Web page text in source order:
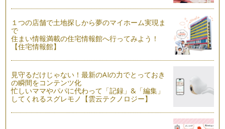
ドリップコーヒーとインスタントコーヒー、効果の違い
カップにサラサラ～、お湯をじょぼじょぼ～っと入れる超お手
軽インスタントコーヒー。 …
カフェインレスのアイスコーヒーでアレンジ！からだに良いレ
シピご紹介！
ここ数年で、カフェインレスコーヒーの種類は急に増えてきま
した。 とはいえ、アイスコ…
暑い夏！おいしいアイスコーヒーをどう作る？
暑い夏に飲みたくなる、おいしいアイスコーヒー。 抽出方法
１つの店舗で土地探しから夢のマイホーム実現ま
で
住まい情報満載の住宅情報館へ行ってみよう！
【住宅情報館】
見守るだけじゃない！最新のAIの力でとっておき
の瞬間をコンテンツ化
忙しいママやパパに代わって「記録」&「編集」
してくれるスグレモノ【雲云テクノロジー】